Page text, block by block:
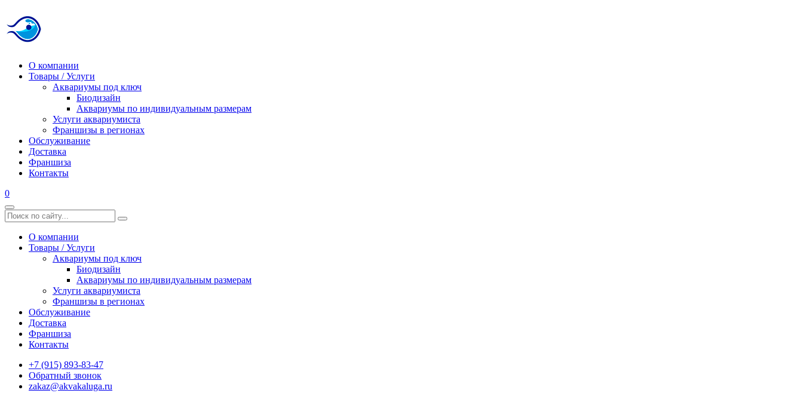
О компании
Товары / Услуги
Аквариумы под ключ
Биодизайн
Аквариумы по индивидуальным размерам
Услуги аквариумиста
Франшизы в регионах
Обслуживание
Доставка
Франшиза
Контакты
0
О компании
Товары / Услуги
Аквариумы под ключ
Биодизайн
Аквариумы по индивидуальным размерам
Услуги аквариумиста
Франшизы в регионах
Обслуживание
Доставка
Франшиза
Контакты
+7 (915) 893-83-47
Обратный звонок
zakaz@akvakaluga.ru